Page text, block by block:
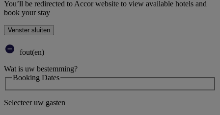
You’ll be redirected to Accor website to view available hotels and
book your stay
Venster sluiten
fout(en)
Wat is uw bestemming?
Booking Dates
Selecteer uw gasten